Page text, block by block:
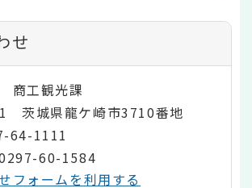
せ
商工観光課
茨城県龍ケ崎市3710番地
64-1111
60-1584
フォームを利用する